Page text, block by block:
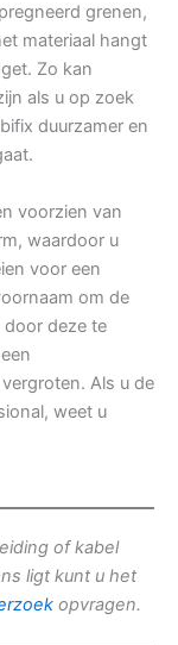
grenen,
materiaal hangt
Zo kan
als u op zoek
duurzamer en
voorzien van
waardoor u
voor een
om de
deze te
Als u de
weet u
of kabel
ligt kunt u het
opvragen.